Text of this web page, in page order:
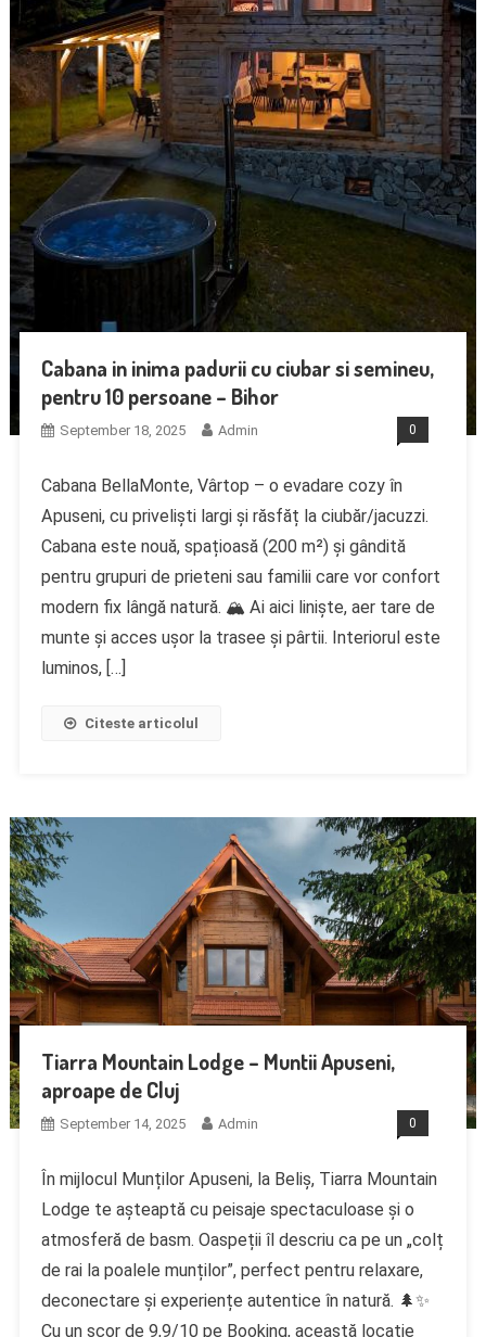
Cabana in inima padurii cu ciubar si semineu,
pentru 10 persoane – Bihor
September 18, 2025 Admin 0
Cabana BellaMonte, Vârtop – o evadare cozy în
Apuseni, cu priveliști largi și răsfăț la ciubăr/jacuzzi.
Cabana este nouă, spațioasă (200 m²) și gândită
pentru grupuri de prieteni sau familii care vor confort
modern fix lângă natură. 🏔️ Ai aici liniște, aer tare de
munte și acces ușor la trasee și pârtii. Interiorul este
luminos, […]
Citeste articolul
Tiarra Mountain Lodge – Muntii Apuseni,
aproape de Cluj
September 14, 2025 Admin 0
În mijlocul Munților Apuseni, la Beliș, Tiarra Mountain
Lodge te așteaptă cu peisaje spectaculoase și o
atmosferă de basm. Oaspeții îl descriu ca pe un „colț
de rai la poalele munților”, perfect pentru relaxare,
deconectare și experiențe autentice în natură. 🌲✨
Cu un scor de 9,9/10 pe Booking, această locație